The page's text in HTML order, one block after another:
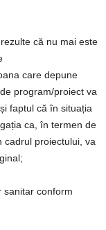
că nu mai este
care depune
program/proiect va
faptul că în situația
ca, în termen de
cadrul proiectului, va
sanitar conform